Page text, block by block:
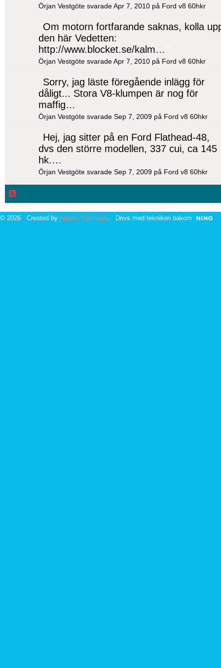
Örjan Vestgöte svarade Apr 7, 2010 på Ford v8 60hkr
Om motorn fortfarande saknas, kolla
den här Vedetten:
http://www.blocket.se/kalm…
Örjan Vestgöte svarade Apr 7, 2010 på Ford v8 60hkr
Sorry, jag läste föregående inlägg för
dåligt... Stora V8-klumpen är nog för
maffig…
Örjan Vestgöte svarade Sep 7, 2009 på Ford v8 60hkr
Hej, jag sitter på en Ford Flathead-48,
dvs den större modellen, 337 cui, ca 145
hk.…
Örjan Vestgöte svarade Sep 7, 2009 på Ford v8 60hkr
© 2026 Created by Anders Værnéus . Drivs med tekniken bakom